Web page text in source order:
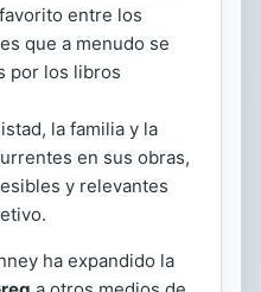
entre los
que a menudo se
por los libros
la familia y la
en sus obras,
y relevantes
ha expandido la